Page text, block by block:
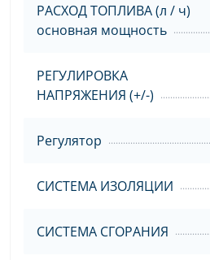
РАСХОД ТОПЛИВА (л / ч)
основная мощность
РЕГУЛИРОВКА
НАПРЯЖЕНИЯ (+/-)
Регулятор
СИСТЕМА ИЗОЛЯЦИИ
СИСТЕМА СГОРАНИЯ